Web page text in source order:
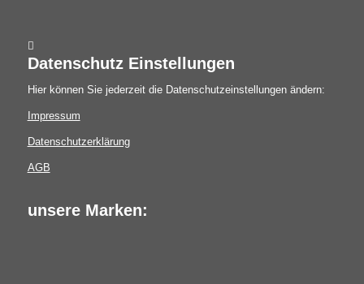
Datenschutz Einstellungen
Hier können Sie jederzeit die Datenschutzeinstellungen ändern:
Impressum
Datenschutzerklärung
AGB
unsere Marken: